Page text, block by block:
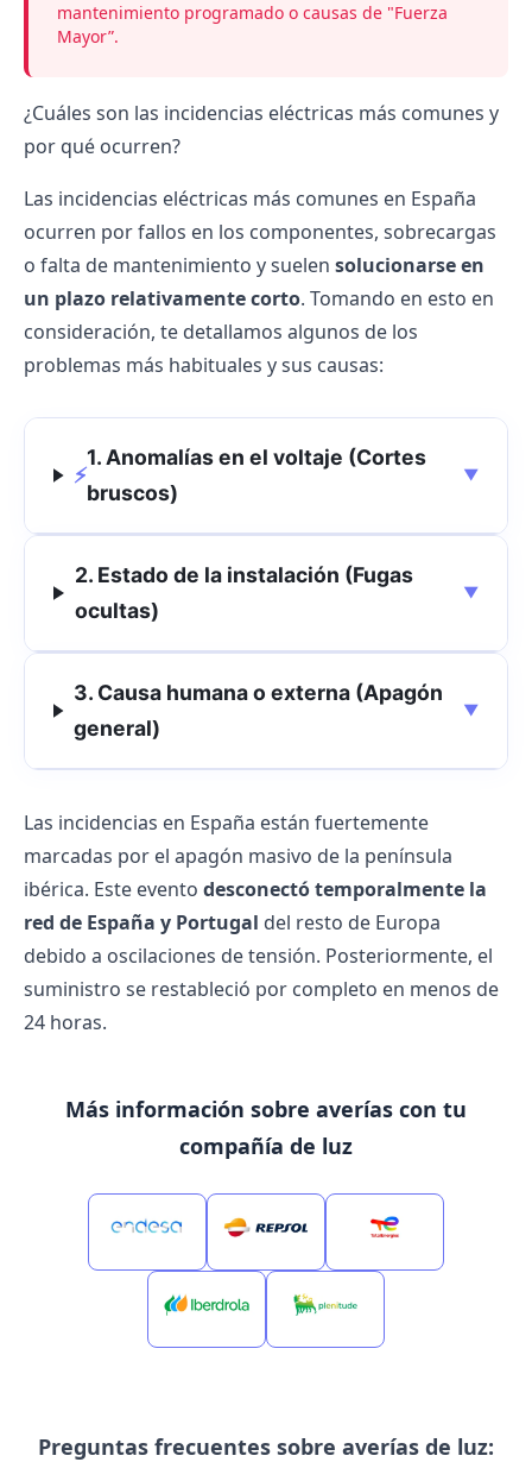
mantenimiento programado o causas de "Fuerza
Mayor”.
¿Cuáles son las incidencias eléctricas más comunes y
por qué ocurren?
Las incidencias eléctricas más comunes en España
ocurren por fallos en los componentes, sobrecargas
o falta de mantenimiento y suelen solucionarse en
un plazo relativamente corto. Tomando en esto en
consideración, te detallamos algunos de los
problemas más habituales y sus causas:
⚡
1. Anomalías en el voltaje (Cortes
bruscos)
▼
2. Estado de la instalación (Fugas
ocultas)
▼
3. Causa humana o externa (Apagón
general)
▼
Las incidencias en España están fuertemente
marcadas por el apagón masivo de la península
ibérica. Este evento desconectó temporalmente la
red de España y Portugal del resto de Europa
debido a oscilaciones de tensión. Posteriormente, el
suministro se restableció por completo en menos de
24 horas.
Más información sobre averías con tu
compañía de luz
Preguntas frecuentes sobre averías de luz: